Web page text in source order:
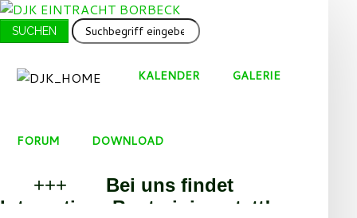
SUCHEN
SUCHEN
...
KALENDER GALERIE
FORUM DOWNLOAD
+++ Bei uns findet
Integratives Boxtraining statt!